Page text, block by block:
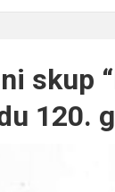
skup
120.